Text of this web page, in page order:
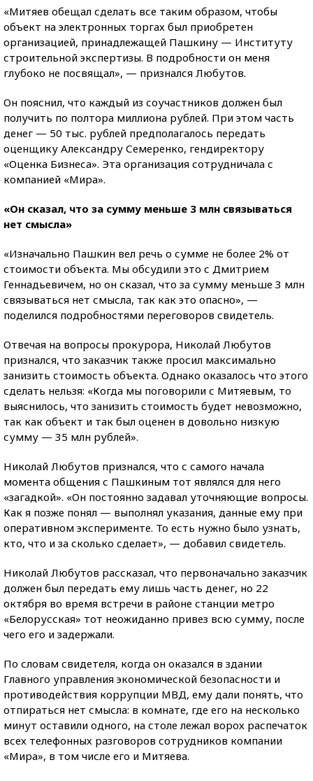
«Митяев обещал сделать все таким образом, чтобы
объект на электронных торгах был приобретен
организацией, принадлежащей Пашкину — Институту
строительной экспертизы. В подробности он меня
глубоко не посвящал», — признался Любутов.
Он пояснил, что каждый из соучастников должен был
получить по полтора миллиона рублей. При этом часть
денег — 50 тыс. рублей предполагалось передать
оценщику Александру Семеренко, гендиректору
«Оценка Бизнеса». Эта организация сотрудничала с
компанией «Мира».
«Он сказал, что за сумму меньше 3 млн связываться
нет смысла»
«Изначально Пашкин вел речь о сумме не более 2% от
стоимости объекта. Мы обсудили это с Дмитрием
Геннадьевичем, но он сказал, что за сумму меньше 3 млн
связываться нет смысла, так как это опасно», —
поделился подробностями переговоров свидетель.
Отвечая на вопросы прокурора, Николай Любутов
признался, что заказчик также просил максимально
занизить стоимость объекта. Однако оказалось что этого
сделать нельзя: «Когда мы поговорили с Митяевым, то
выяснилось, что занизить стоимость будет невозможно,
так как объект и так был оценен в довольно низкую
сумму — 35 млн рублей».
Николай Любутов признался, что с самого начала
момента общения с Пашкиным тот являлся для него
«загадкой». «Он постоянно задавал уточняющие вопросы.
Как я позже понял — выполнял указания, данные ему при
оперативном эксперименте. То есть нужно было узнать,
кто, что и за сколько сделает», — добавил свидетель.
Николай Любутов рассказал, что первоначально заказчик
должен был передать ему лишь часть денег, но 22
октября во время встречи в районе станции метро
«Белорусская» тот неожиданно привез всю сумму, после
чего его и задержали.
По словам свидетеля, когда он оказался в здании
Главного управления экономической безопасности и
противодействия коррупции МВД, ему дали понять, что
отпираться нет смысла: в комнате, где его на несколько
минут оставили одного, на столе лежал ворох распечаток
всех телефонных разговоров сотрудников компании
«Мира», в том числе его и Митяева.